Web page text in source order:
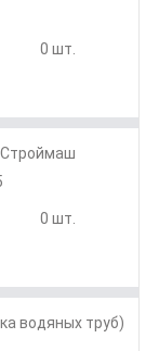
0 шт.
Строймаш
0 шт.
водяных труб)